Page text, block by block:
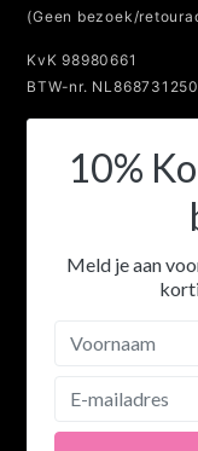
(Geen bezoek/
KvK 98980661
BTW-nr.
10%
Meld je aan